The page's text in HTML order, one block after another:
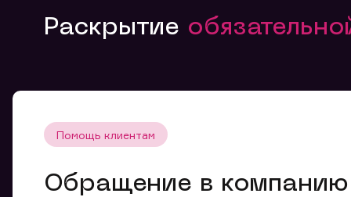
Раскрытие
Помощь клиентам
Обращение в компанию